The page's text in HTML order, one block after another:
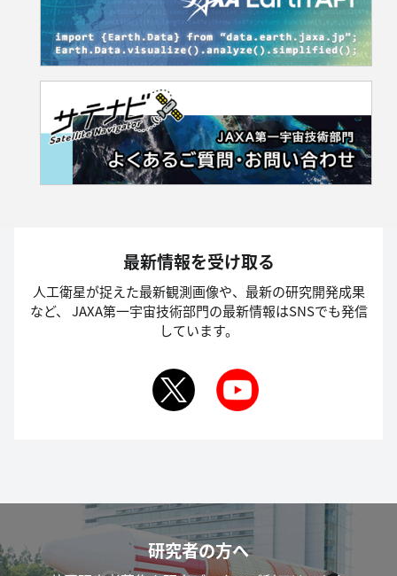
最新情報を受け取る
人工衛星が捉えた最新観測画像や、最新の研究開発成果
など、
JAXA第一宇宙技術部門の最新情報はSNSでも発信
しています。
研究者の方へ